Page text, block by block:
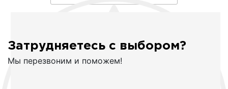
Затрудняетесь с выбором?
Мы перезвоним и поможем!